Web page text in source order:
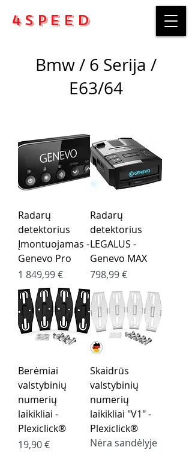
4Speed
Bmw / 6 Serija /
E63/64
Radarų
detektorius
Įmontuojamas -
Genevo Pro
Kaina
1 849,99 €
Radarų
detektorius
LEGALUS -
Genevo MAX
Kaina
798,99 €
Berėmiai
valstybinių
numerių
laikikliai -
Plexiclick®
Kaina
19,90 €
Skaidrūs
valstybinių
numerių
laikikliai "V1" -
Plexiclick®
Nėra sandėlyje